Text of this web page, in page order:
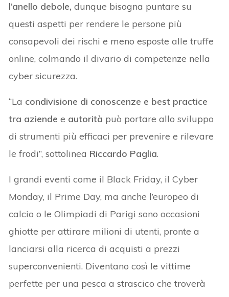
l’anello debole,dunque bisogna puntare su
questi aspetti per rendere le persone più
consapevoli dei rischi e meno esposte alle truffe
online, colmando il divario di competenze nella
cyber sicurezza.
“La condivisione di conoscenze e best practice
tra aziende e autorità può portare allo sviluppo
di strumenti più efficaci per prevenire e rilevare
le frodi”, sottolinea Riccardo Paglia.
I grandi eventi come il Black Friday, il Cyber
Monday, il Prime Day, ma anche l’europeo di
calcio o le Olimpiadi di Parigi sono occasioni
ghiotte per attirare milioni di utenti, pronte a
lanciarsi alla ricerca di acquisti a prezzi
superconvenienti. Diventano così le vittime
perfette per una pesca a strascico che troverà